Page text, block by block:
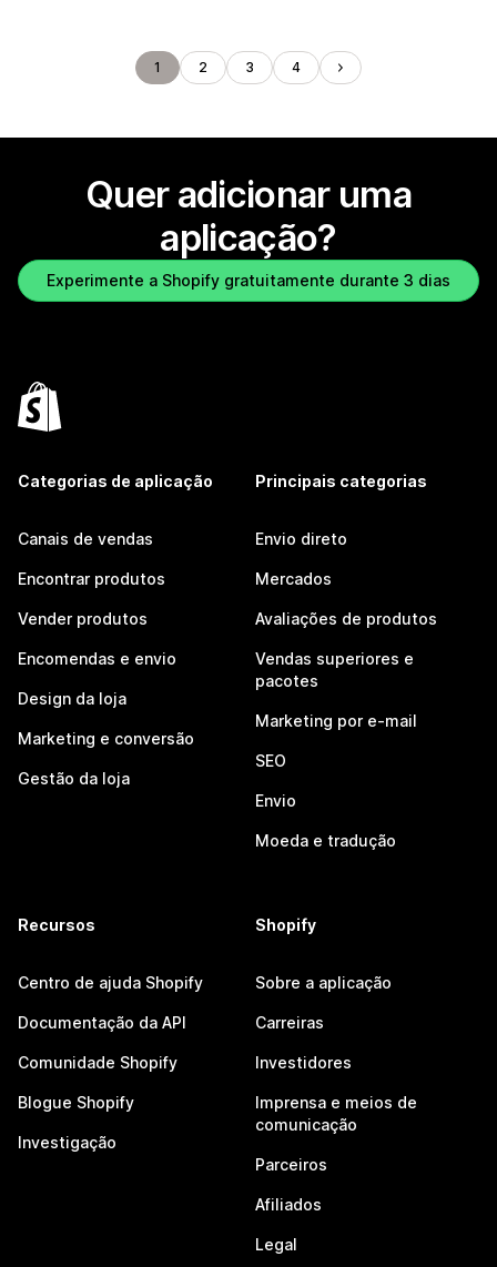
1 2 3 4
Quer adicionar uma
aplicação?
Experimente a Shopify gratuitamente durante 3 dias
Categorias de aplicação
Canais de vendas
Encontrar produtos
Vender produtos
Encomendas e envio
Design da loja
Marketing e conversão
Gestão da loja
Principais categorias
Envio direto
Mercados
Avaliações de produtos
Vendas superiores e
pacotes
Marketing por e-mail
SEO
Envio
Moeda e tradução
Recursos
Centro de ajuda Shopify
Documentação da API
Comunidade Shopify
Blogue Shopify
Investigação
Shopify
Sobre a aplicação
Carreiras
Investidores
Imprensa e meios de
comunicação
Parceiros
Afiliados
Legal